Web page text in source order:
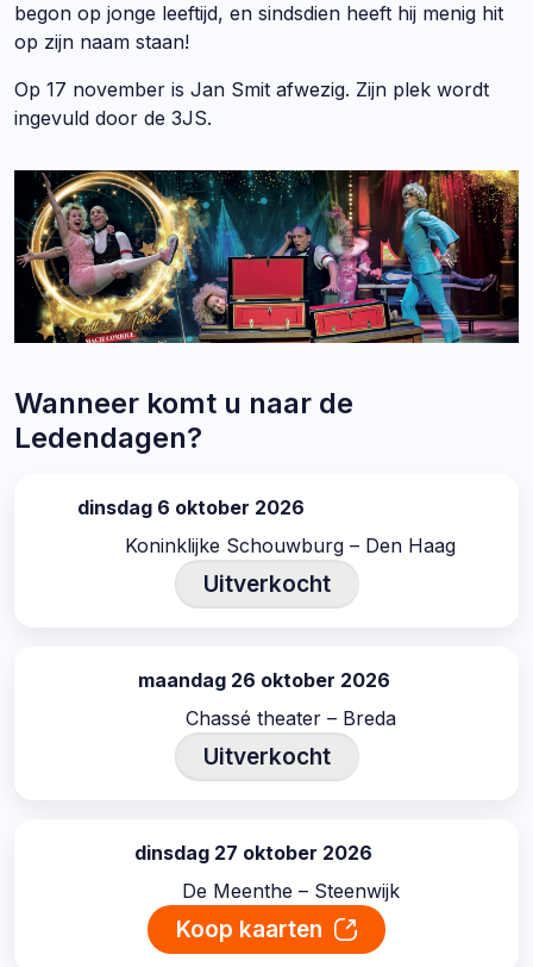
begon op jonge leeftijd, en sindsdien heeft hij menig hit
op zijn naam staan!
Op 17 november is Jan Smit afwezig. Zijn plek wordt
ingevuld door de 3JS.
Wanneer komt u naar de
Ledendagen?
datum:
dinsdag 6 oktober 2026
Koninklijke Schouwburg – Den Haag
Uitverkocht
datum:
maandag 26 oktober 2026
Chassé theater – Breda
Uitverkocht
datum:
dinsdag 27 oktober 2026
De Meenthe – Steenwijk
Koop kaarten